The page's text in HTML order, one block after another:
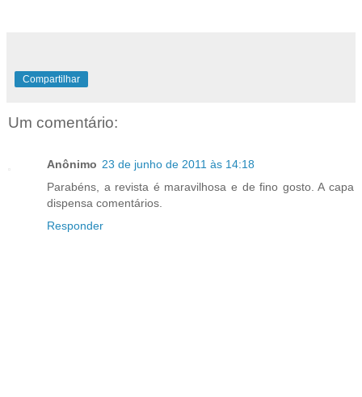
Compartilhar
Um comentário:
Anônimo 23 de junho de 2011 às 14:18
Parabéns, a revista é maravilhosa e de fino gosto. A capa
dispensa comentários.
Responder